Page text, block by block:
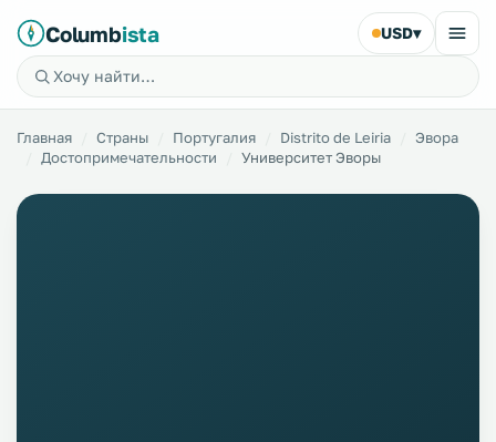
Columbista USD▾
Главная Страны Португалия Distrito de Leiria
Эвора
Достопримечательности
Университет Эворы